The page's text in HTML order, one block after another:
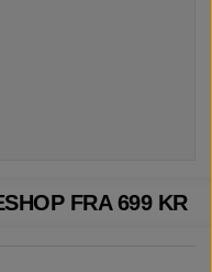
FRA 699 KR